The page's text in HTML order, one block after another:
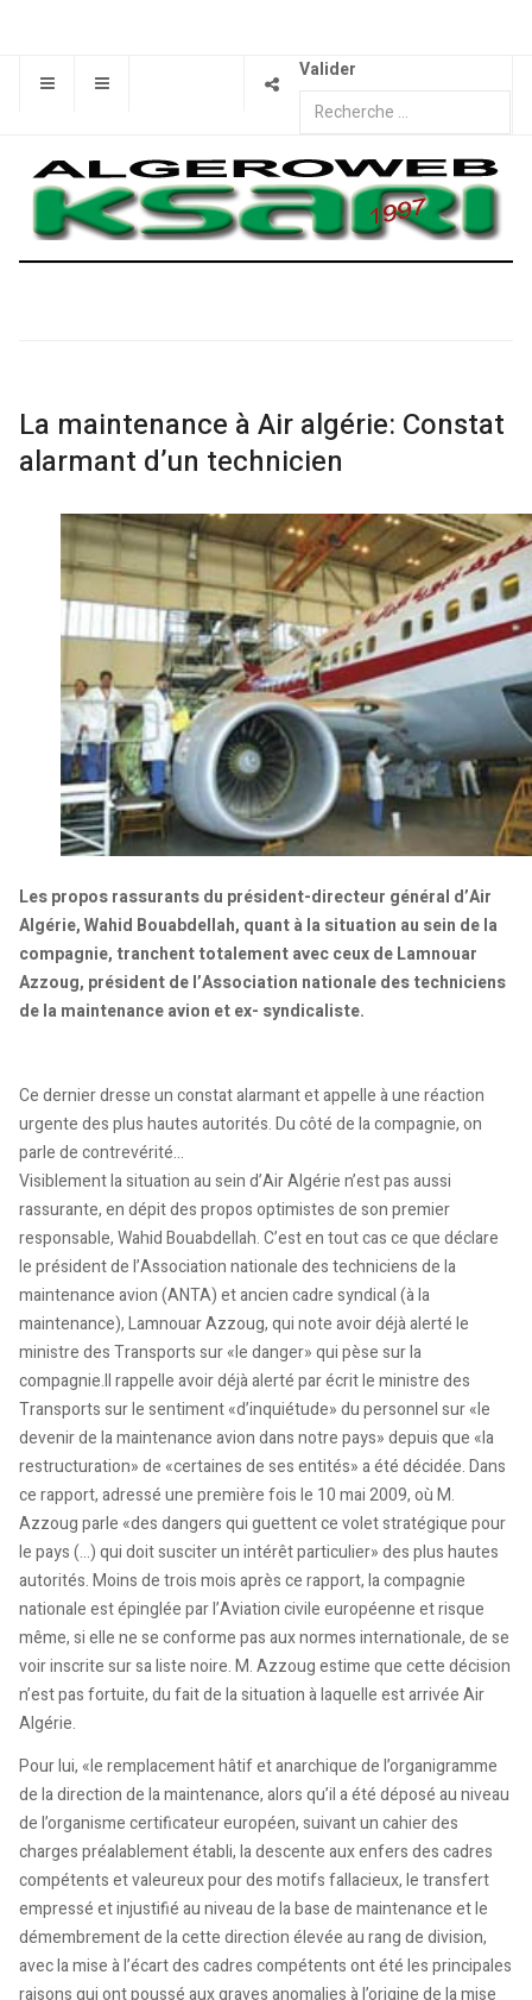
Valider
La maintenance à Air algérie: Constat
alarmant d’un technicien
Les propos rassurants du président-directeur général d’Air
Algérie, Wahid Bouabdellah, quant à la situation au sein de la
compagnie, tranchent totalement avec ceux de Lamnouar
Azzoug, président de l’Association nationale des techniciens
de la maintenance avion et ex- syndicaliste.
Ce dernier dresse un constat alarmant et appelle à une réaction
urgente des plus hautes autorités. Du côté de la compagnie, on
parle de contrevérité…
Visiblement la situation au sein d’Air Algérie n’est pas aussi
rassurante, en dépit des propos optimistes de son premier
responsable, Wahid Bouabdellah. C’est en tout cas ce que déclare
le président de l’Association nationale des techniciens de la
maintenance avion (ANTA) et ancien cadre syndical (à la
maintenance), Lamnouar Azzoug, qui note avoir déjà alerté le
ministre des Transports sur «le danger» qui pèse sur la
compagnie.Il rappelle avoir déjà alerté par écrit le ministre des
Transports sur le sentiment «d’inquiétude» du personnel sur «le
devenir de la maintenance avion dans notre pays» depuis que «la
restructuration» de «certaines de ses entités» a été décidée. Dans
ce rapport, adressé une première fois le 10 mai 2009, où M.
Azzoug parle «des dangers qui guettent ce volet stratégique pour
le pays (…) qui doit susciter un intérêt particulier» des plus hautes
autorités. Moins de trois mois après ce rapport, la compagnie
nationale est épinglée par l’Aviation civile européenne et risque
même, si elle ne se conforme pas aux normes internationale, de se
voir inscrite sur sa liste noire. M. Azzoug estime que cette décision
n’est pas fortuite, du fait de la situation à laquelle est arrivée Air
Algérie.
Pour lui, «le remplacement hâtif et anarchique de l’organigramme
de la direction de la maintenance, alors qu’il a été déposé au niveau
de l’organisme certificateur européen, suivant un cahier des
charges préalablement établi, la descente aux enfers des cadres
compétents et valeureux pour des motifs fallacieux, le transfert
empressé et injustifié au niveau de la base de maintenance et le
démembrement de la cette direction élevée au rang de division,
avec la mise à l’écart des cadres compétents ont été les principales
raisons qui ont poussé aux graves anomalies à l’origine de la mise